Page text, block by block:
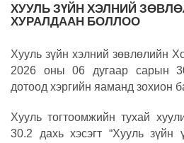
ХУУЛЬ ЗҮЙН ХЭЛНИЙ
ХУРАЛДААН БОЛЛОО
Хууль зүйн хэлний зөвлөлийн
2026 оны 06 дугаар сарын
дотоод хэргийн яаманд зохион
Хууль тогтоомжийн тухай
30.2 дахь хэсэгт “Хууль зүйн